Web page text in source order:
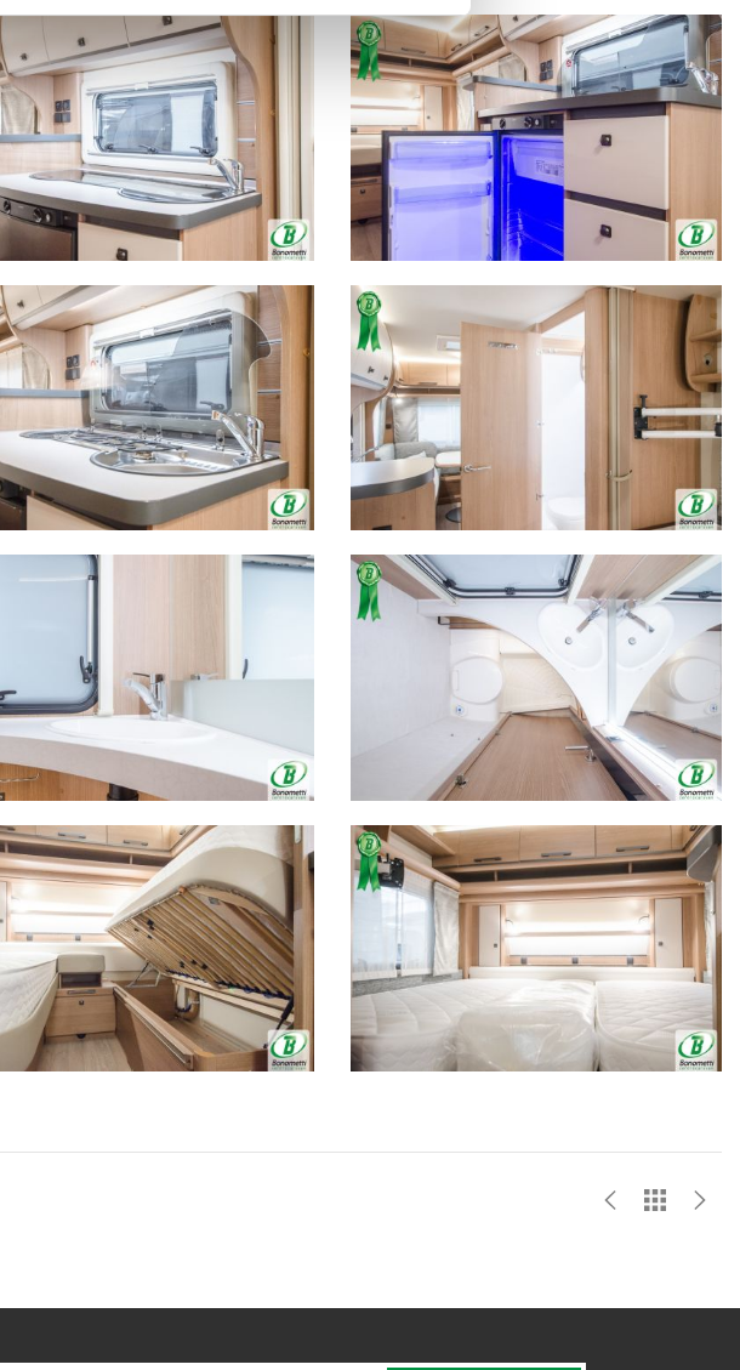
tue preferenze nellasezione dettagli
. Puoi
sui cookie.
funzionalità dei social media e per analizzare il
il nostro sito con i nostri partner che si occupano
con altre informazioni che ha fornito loro o